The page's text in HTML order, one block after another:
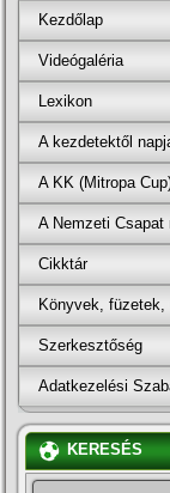
Kezdőlap
Videógaléria
Lexikon
A kezdetektől
A KK (Mitropa
A Nemzeti Csapat
Cikktár
Könyvek, füzetek,
Szerkesztőség
Adatkezelési
KERESÉS